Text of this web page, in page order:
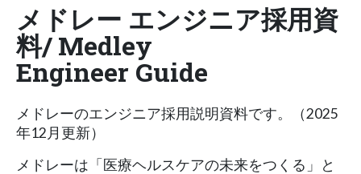
メドレー エンジニア採用資
料/ Medley
Engineer Guide
メドレーのエンジニア採用説明資料です。（2025
年12月更新）
メドレーは「医療ヘルスケアの未来をつくる」と